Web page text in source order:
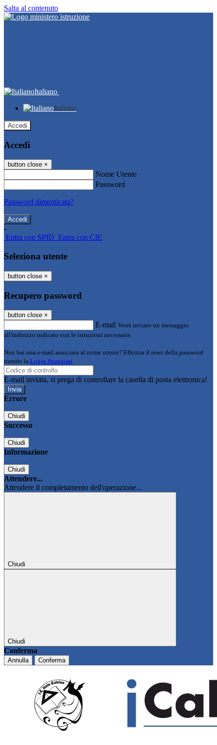
Salta al contenuto
Italiano
Italiano
Accedi
Accedi
button close ×
Nome Utente
Password
Password dimenticata?
-
Entra con SPID Entra con CIE
Seleziona utente
button close ×
Recupero password
button close ×
E-mail Verrà inviato un messaggio
all'indirizzo indicato con le istruzioni necessarie.
Non hai una e-mail associata al nome utente? Effettua il reset della password
tramite la Login Spaggiari
E-mail inviata, si prega di controllare la casella di posta elettronica!
Errore
Chiudi
Successo
Chiudi
Informazione
Chiudi
Attendere...
Attendere il completamento dell'operazione...
Chiudi
Chiudi
Conferma
Annulla Conferma